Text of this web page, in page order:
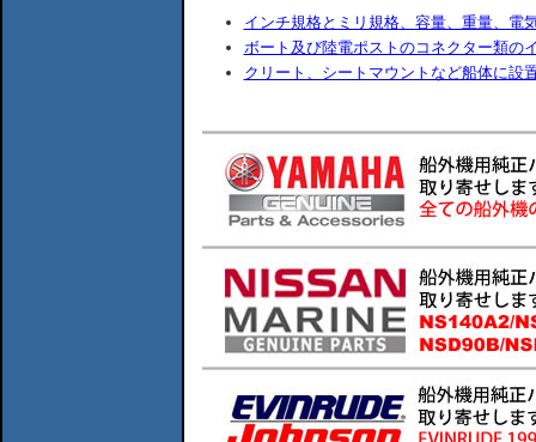
インチ規格とミリ規格、容量、重量、電
ボート及び陸電ポストのコネクター類の
クリート、シートマウントなど船体に設